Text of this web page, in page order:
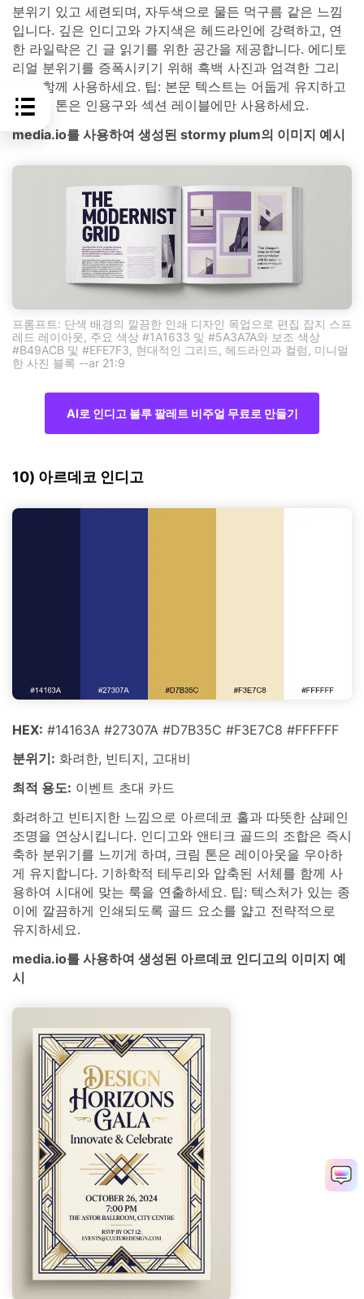
분위기 있고 세련되며, 자두색으로 물든 먹구름 같은 느낌
입니다. 깊은 인디고와 가지색은 헤드라인에 강력하고, 연
한 라일락은 긴 글 읽기를 위한 공간을 제공합니다. 에디토
리얼 분위기를 증폭시키기 위해 흑백 사진과 엄격한 그리
드와 함께 사용하세요. 팁: 본문 텍스트는 어둡게 유지하고
자두색 톤은 인용구와 섹션 레이블에만 사용하세요.
media.io를 사용하여 생성된 stormy plum의 이미지 예시
프롬프트: 단색 배경의 깔끔한 인쇄 디자인 목업으로 편집 잡지 스프
레드 레이아웃, 주요 색상 #1A1633 및 #5A3A7A와 보조 색상
#B49ACB 및 #EFE7F3, 현대적인 그리드, 헤드라인과 컬럼, 미니멀
한 사진 블록 --ar 21:9
AI로 인디고 블루 팔레트 비주얼 무료로 만들기
10) 아르데코 인디고
HEX: #14163A #27307A #D7B35C #F3E7C8 #FFFFFF
분위기: 화려한, 빈티지, 고대비
최적 용도: 이벤트 초대 카드
화려하고 빈티지한 느낌으로 아르데코 홀과 따뜻한 샴페인
조명을 연상시킵니다. 인디고와 앤티크 골드의 조합은 즉시
축하 분위기를 느끼게 하며, 크림 톤은 레이아웃을 우아하
게 유지합니다. 기하학적 테두리와 압축된 서체를 함께 사
용하여 시대에 맞는 룩을 연출하세요. 팁: 텍스처가 있는 종
이에 깔끔하게 인쇄되도록 골드 요소를 얇고 전략적으로
유지하세요.
media.io를 사용하여 생성된 아르데코 인디고의 이미지 예
시